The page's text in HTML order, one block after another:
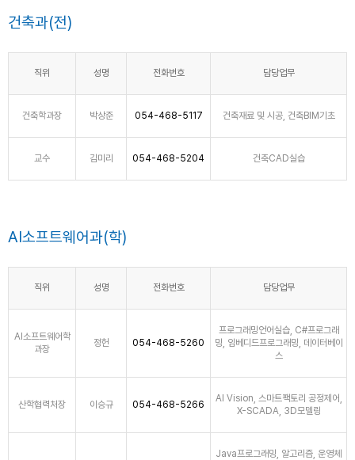
건축과(전)
직위 성명 전화번호 담당업무
건축학과장 박상준 054-468-5117 건축재료 및 시공, 건축BIM기초
교수 김미리 054-468-5204 건축CAD실습
AI소프트웨어과(학)
직위 성명 전화번호 담당업무
AI소프트웨어학
과장
정헌 054-468-5260
프로그래밍언어실습, C#프로그래
밍, 임베디드프로그래밍, 데이터베이
스
산학협력처장 이승규 054-468-5266
AI Vision, 스마트팩토리 공정제어,
X-SCADA, 3D모델링
Java프로그래밍, 알고리즘, 운영체